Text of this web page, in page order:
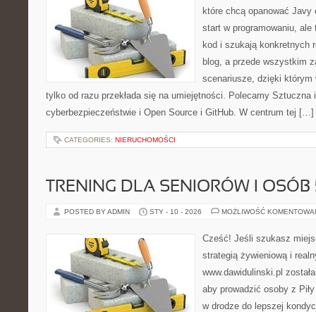
które chcą opanować
start w programowaniu,
kod i szukają konkretnych
blog, a przede wszystkim
scenariusze, dzięki którym
tylko od razu przekłada się na umiejętności. Polecamy Sztuczna
cyberbezpieczeństwie i Open Source i GitHub. W centrum tej […]
CATEGORIES: NIERUCHOMOŚCI
TRENING DLA SENIORÓW I OSÓB
POSTED BY ADMIN STY - 10 - 2026 MOŻLIWOŚĆ
Cześć! Jeśli szukasz
strategią żywieniową i
www.dawidulinski.pl
aby prowadzić osoby z
w drodze do lepszej